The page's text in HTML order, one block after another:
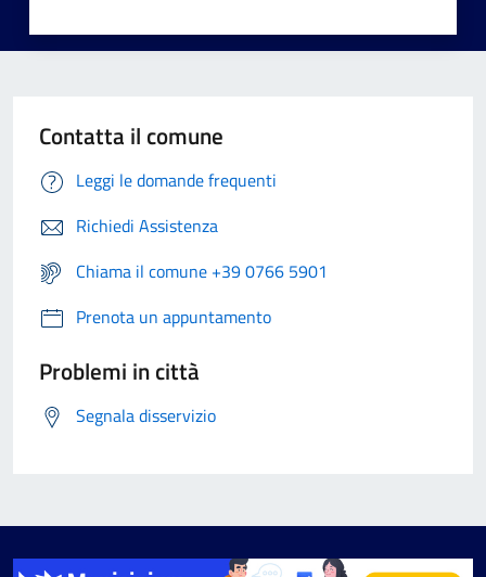
Contatta il comune
Leggi le domande frequenti
Richiedi Assistenza
Chiama il comune +39 0766 5901
Prenota un appuntamento
Problemi in città
Segnala disservizio